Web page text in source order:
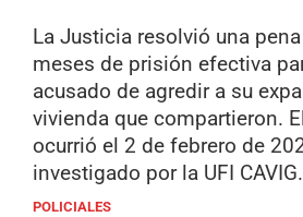
La Justicia resolvió una
meses de prisión efectiva
acusado de agredir a su
vivienda que compartieron.
ocurrió el 2 de febrero de
investigado por la UFI CAVIG.
POLICIALES